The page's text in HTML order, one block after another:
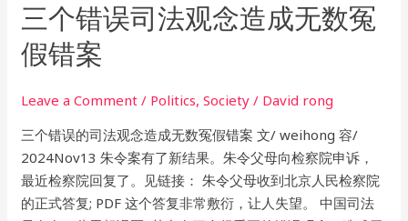
三个错误司法观念造成无数冤
假错案
Leave a Comment / Politics,Society / David rong
三个错误的司法观念造成无数冤假错案 文/ weihong 容/
2024Nov13 朱令案有了新结果。朱令父母向检察院申诉，
最近检察院回复了。见链接： 朱令父母收到北京人民检察院
的正式答复; PDF 这个答复非常敷衍，让人失望。 中国司法
无
数
冤
错
案